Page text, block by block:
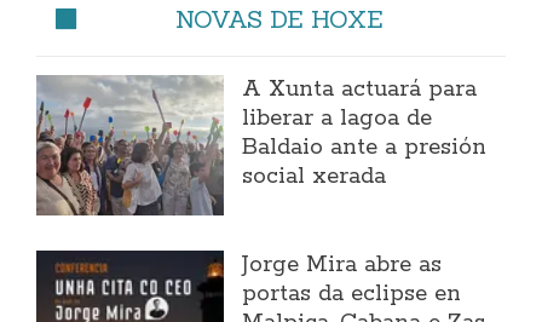
NOVAS DE HOXE
A Xunta actuará para
liberar a lagoa de
Baldaio ante a presión
social xerada
Jorge Mira abre as
portas da eclipse en